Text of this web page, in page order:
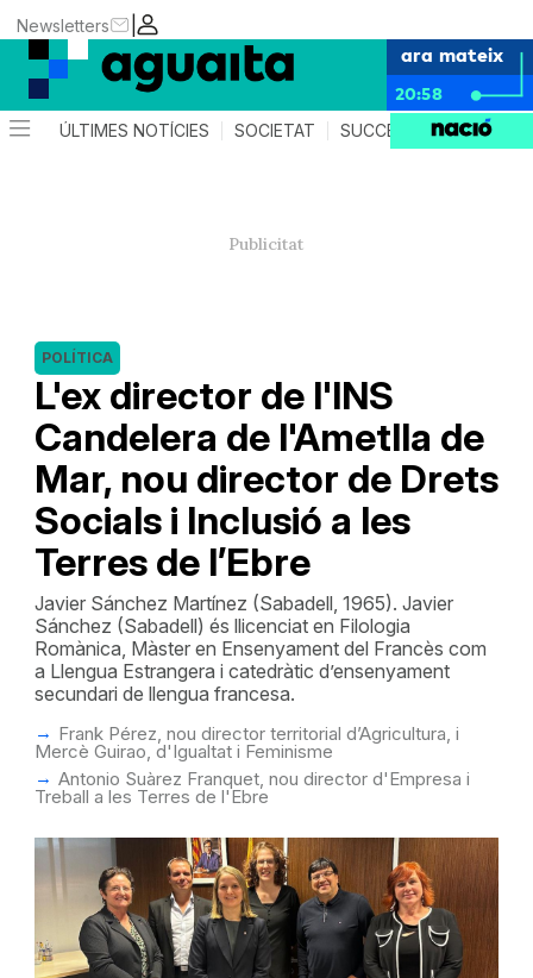
|
Newsletters
ara mateix
20:58
ÚLTIMES NOTÍCIES SOCIETAT SUCCESSOS AGENDA
L'ex director de l'INS
Candelera de l'Ametlla de
Mar, nou director de Drets
Socials i Inclusió a les
Terres de l’Ebre
POLÍTICA
Javier Sánchez Martínez (Sabadell, 1965). Javier
Sánchez (Sabadell) és llicenciat en Filologia
Romànica, Màster en Ensenyament del Francès com
a Llengua Estrangera i catedràtic d’ensenyament
secundari de llengua francesa.
Frank Pérez, nou director territorial d’Agricultura, i
Mercè Guirao, d'Igualtat i Feminisme
Antonio Suàrez Franquet, nou director d'Empresa i
Treball a les Terres de l'Ebre